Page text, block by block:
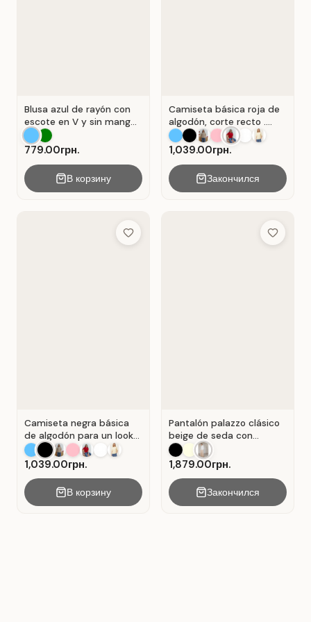
Blusa azul de rayón con
escote en V y sin mangas
. Azul.
779.00грн.
В корзину
Camiseta básica roja de
algodón, corte recto .
Rojo.
1,039.00грн.
Закончился
Add to Wish List
Camiseta negra básica
de algodón para un look
casual . Negro.
1,039.00грн.
В корзину
Add to
Pantalón palazzo clásico
beige de seda con
pliegues . Beige.
1,879.00грн.
Закончился